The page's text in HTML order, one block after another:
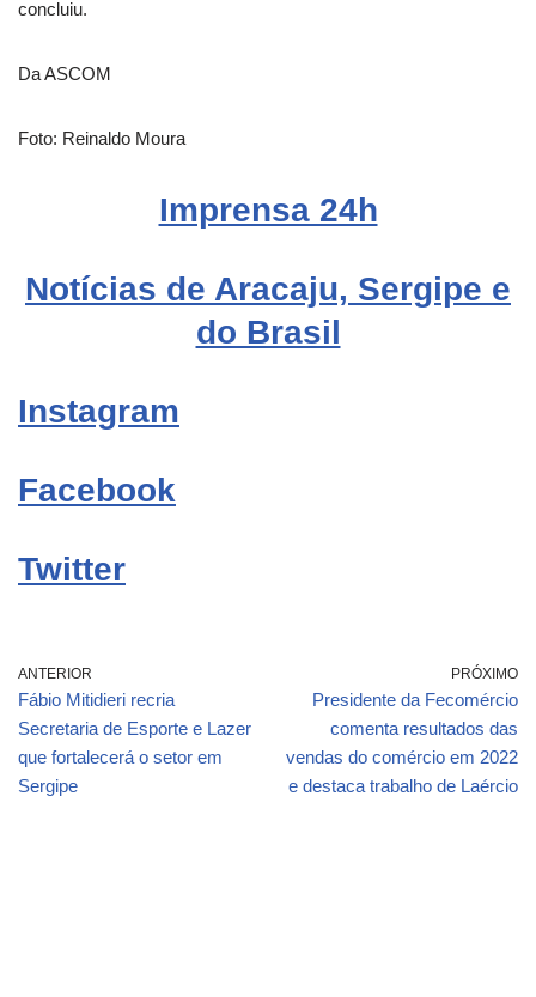
concluiu.
Da ASCOM
Foto: Reinaldo Moura
Imprensa 24h
Notícias de Aracaju, Sergipe e
do Brasil
Instagram
Facebook
Twitter
ANTERIOR
Fábio Mitidieri recria
Secretaria de Esporte e Lazer
que fortalecerá o setor em
Sergipe
PRÓXIMO
Presidente da Fecomércio
comenta resultados das
vendas do comércio em 2022
e destaca trabalho de Laércio